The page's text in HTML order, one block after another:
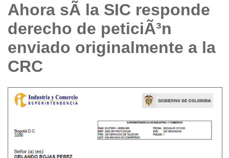
Ahora sÃ­ la SIC responde
derecho de peticiÃ³n
enviado originalmente a la
CRC